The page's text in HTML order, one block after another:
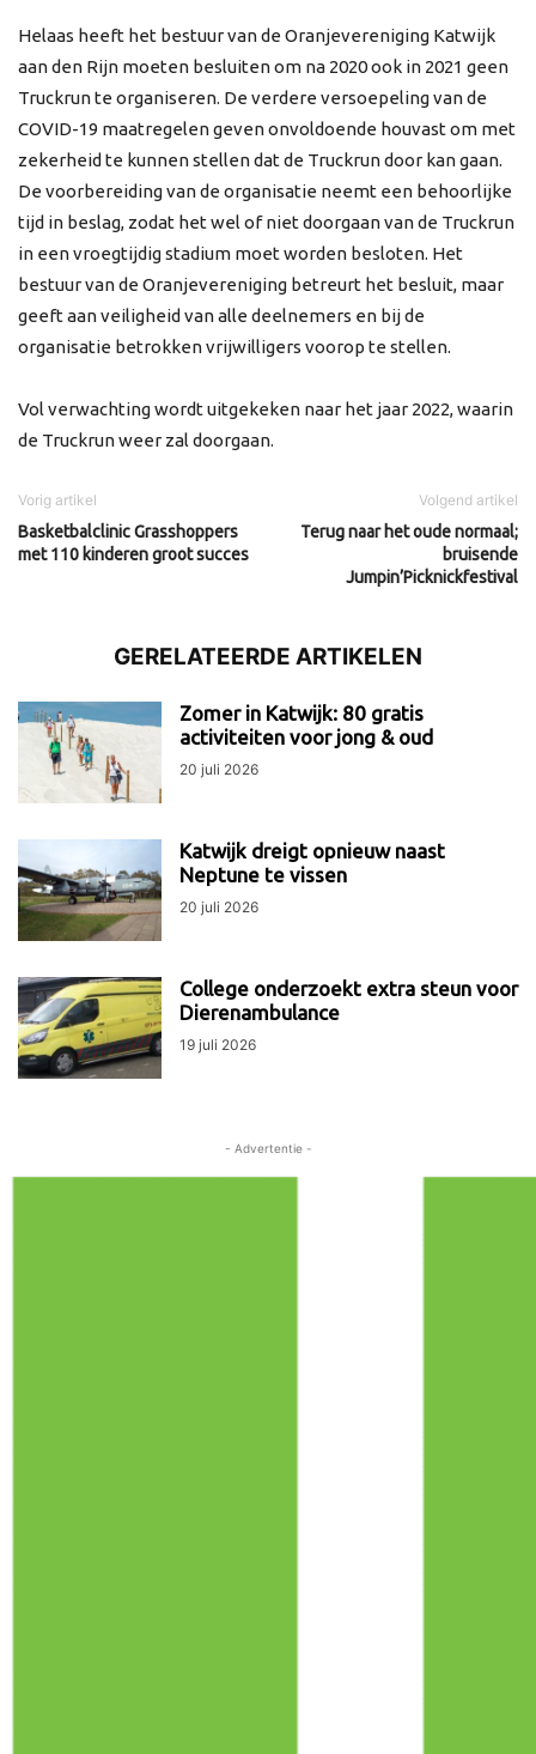
Helaas heeft het bestuur van de Oranjevereniging Katwijk
aan den Rijn moeten besluiten om na 2020 ook in 2021 geen
Truckrun te organiseren. De verdere versoepeling van de
COVID-19 maatregelen geven onvoldoende houvast om met
zekerheid te kunnen stellen dat de Truckrun door kan gaan.
De voorbereiding van de organisatie neemt een behoorlijke
tijd in beslag, zodat het wel of niet doorgaan van de Truckrun
in een vroegtijdig stadium moet worden besloten. Het
bestuur van de Oranjevereniging betreurt het besluit, maar
geeft aan veiligheid van alle deelnemers en bij de
organisatie betrokken vrijwilligers voorop te stellen.
Vol verwachting wordt uitgekeken naar het jaar 2022, waarin
de Truckrun weer zal doorgaan.
Vorig artikel
Basketbalclinic Grasshoppers
met 110 kinderen groot succes
Volgend artikel
Terug naar het oude normaal;
bruisende
Jumpin’Picknickfestival
GERELATEERDE ARTIKELEN
Zomer in Katwijk: 80 gratis
activiteiten voor jong & oud
20 juli 2026
Katwijk dreigt opnieuw naast
Neptune te vissen
20 juli 2026
College onderzoekt extra steun voor
Dierenambulance
19 juli 2026
- Advertentie -